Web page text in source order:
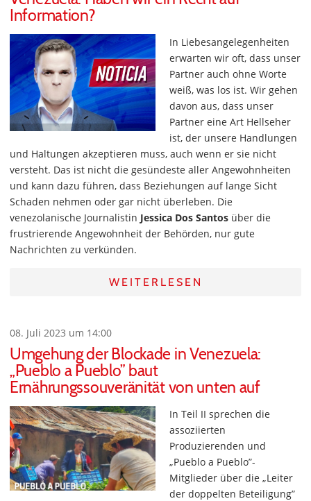
Information?
In Liebesangelegenheiten
erwarten wir oft, dass unser
Partner auch ohne Worte
weiß, was los ist. Wir gehen
davon aus, dass unser
Partner eine Art Hellseher
ist, der unsere Handlungen
und Haltungen akzeptieren muss, auch wenn er sie nicht
versteht. Das ist nicht die gesündeste aller Angewohnheiten
und kann dazu führen, dass Beziehungen auf lange Sicht
Schaden nehmen oder gar nicht überleben. Die
venezolanische Journalistin Jessica Dos Santos über die
frustrierende Angewohnheit der Behörden, nur gute
Nachrichten zu verkünden.
WEITERLESEN
08. Juli 2023 um 14:00
Umgehung der Blockade in Venezuela:
„Pueblo a Pueblo” baut
Ernährungssouveränität von unten auf
In Teil II sprechen die
assoziierten
Produzierenden und
„Pueblo a Pueblo”-
Mitglieder über die „Leiter
der doppelten Beteiligung”